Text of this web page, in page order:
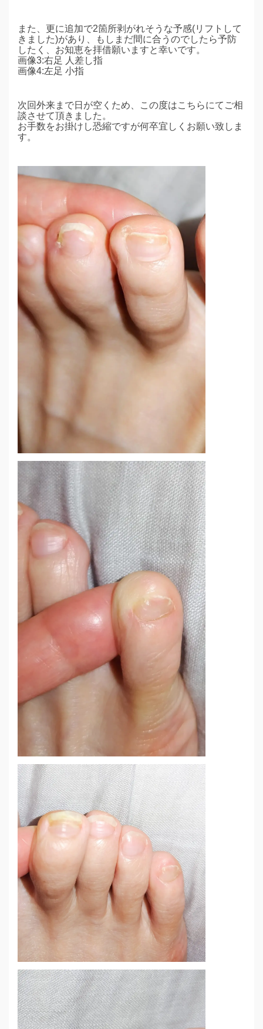
また、更に追加で2箇所剥がれそうな予感(リフトして
きました)があり、もしまだ間に合うのでしたら予防
したく、お知恵を拝借願いますと幸いです。
画像3:右足 人差し指
画像4:左足 小指
次回外来まで日が空くため、この度はこちらにてご相
談させて頂きました。
お手数をお掛けし恐縮ですが何卒宜しくお願い致しま
す。